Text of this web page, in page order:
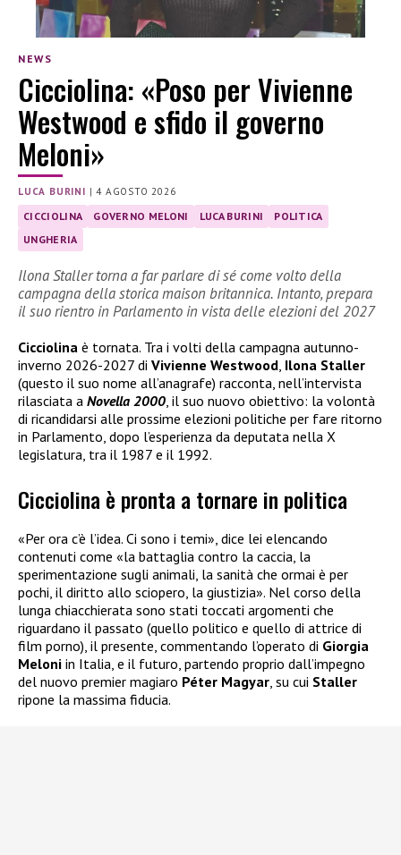
NEWS
Cicciolina: «Poso per Vivienne
Westwood e sfido il governo
Meloni»
LUCA BURINI |4 AGOSTO 2026
CICCIOLINA GOVERNO MELONI LUCA BURINI
POLITICA
UNGHERIA
Ilona Staller torna a far parlare di sé come volto della
campagna della storica maison britannica. Intanto, prepara
il suo rientro in Parlamento in vista delle elezioni del 2027
Cicciolina è tornata. Tra i volti della campagna autunno-
inverno 2026-2027 di Vivienne Westwood Ilona Staller
(questo il suo nome all’anagrafe) racconta, nell’intervista
rilasciata a Novella 2000 , il suo nuovo obiettivo: la volontà
di ricandidarsi alle prossime elezioni politiche per fare ritorno
in Parlamento, dopo l’esperienza da deputata nella X
legislatura, tra il 1987 e il 1992.
Cicciolina è pronta a tornare in politica
«Per ora c’è l’idea. Ci sono i temi», dice lei elencando
contenuti come «la battaglia contro la caccia, la
sperimentazione sugli animali, la sanità che ormai è per
pochi, il diritto allo sciopero, la giustizia». Nel corso della
lunga chiacchierata sono stati toccati argomenti che
riguardano il passato (quello politico e quello di attrice di
film porno), il presente, commentando l’operato di Giorgia
Meloni in Italia, e il futuro, partendo proprio dall’impegno
del nuovo premier magiaro Péter Magyar, su cui Staller
ripone la massima fiducia.